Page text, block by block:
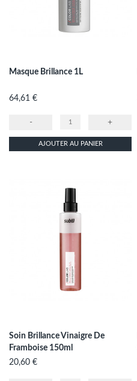
Masque Brillance 1L
Prix
64,61 €
- +
AJOUTER AU PANIER
Soin Brillance Vinaigre De
Framboise 150ml
Prix
20,60 €